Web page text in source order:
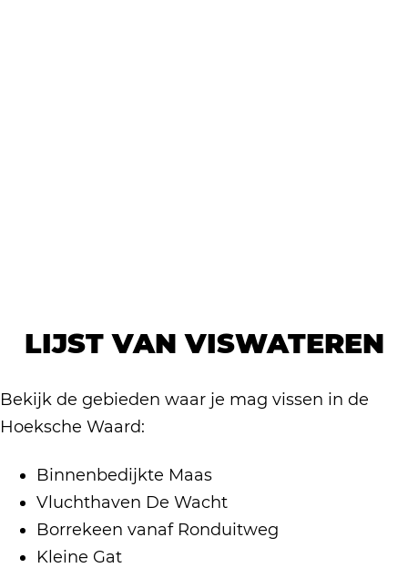
LIJST VAN VISWATEREN
Bekijk de gebieden waar je mag vissen in de
Hoeksche Waard:
Binnenbedijkte Maas
Vluchthaven De Wacht
Borrekeen vanaf Ronduitweg
Kleine Gat